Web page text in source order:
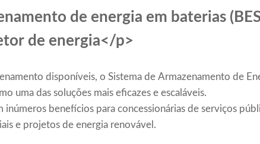
de energia em baterias
de energia</p>
disponíveis, o Sistema de Armazenamento de
uma das soluções mais eficazes e escaláveis.
inúmeros benefícios para concessionárias de serviços
e projetos de energia renovável.